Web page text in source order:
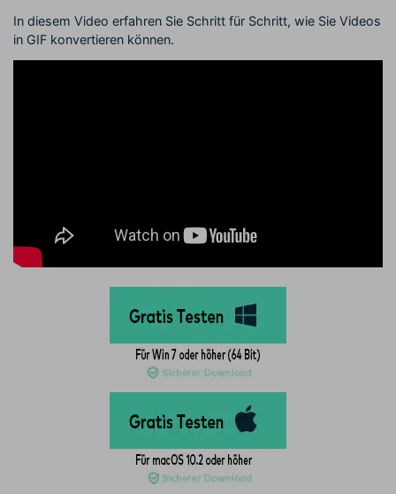
In diesem Video erfahren Sie Schritt für Schritt, wie Sie Videos
in GIF konvertieren können.